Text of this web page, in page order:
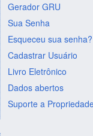
Gerador GRU
Sua Senha
Esqueceu sua senha?
Cadastrar Usuário
Livro Eletrônico
Dados abertos
Suporte a